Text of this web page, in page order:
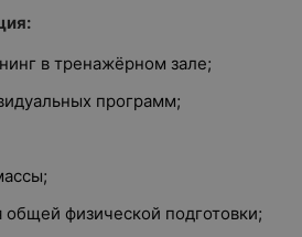
в тренажёрном зале;
программ;
физической подготовки;